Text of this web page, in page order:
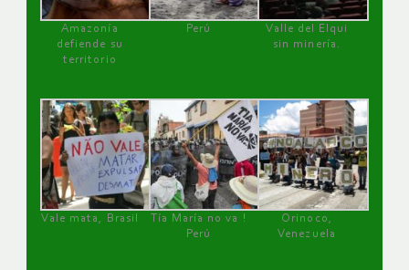
Amazonía
defiende su
territorio
Perú
Valle del Elqui
sin minería.
Vale mata, Brasil
Tía María no va !
Perú
Orinoco,
Venezuela